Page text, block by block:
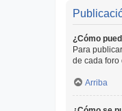
¿Cómo
Para
de cada foro
Arriba